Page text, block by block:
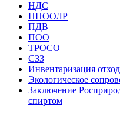
НДС
ПНООЛР
ПДВ
ПОО
ТРОСО
СЗЗ
Инвентаризация
Экологическое
Заключение
спиртом